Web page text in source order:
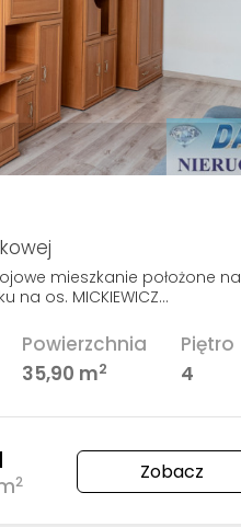
mieszkanie położone na
na os. MICKIEWICZ…
Powierzchnia
35,90 m2
Piętro
4
2 Zobacz